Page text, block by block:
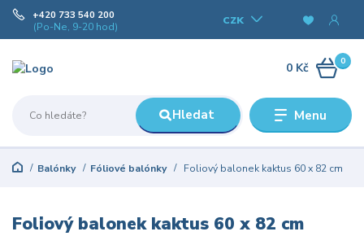
Menu
CZK
Hledat
+420 733 540 200
(Po-Ne, 9-20 hod)
0
0 Kč
Balónky Fóliové balónky Foliový balonek kaktus 60 x 82 cm
Foliový balonek kaktus 60 x 82 cm